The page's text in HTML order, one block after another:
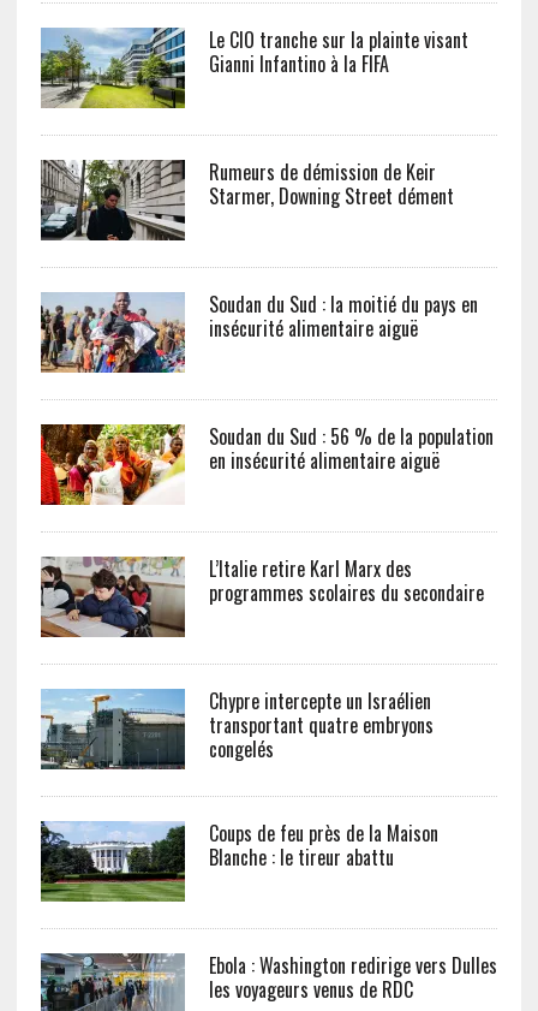
Le CIO tranche sur la plainte visant
Gianni Infantino à la FIFA
Rumeurs de démission de Keir
Starmer, Downing Street dément
Soudan du Sud : la moitié du pays en
insécurité alimentaire aiguë
Soudan du Sud : 56 % de la population
en insécurité alimentaire aiguë
L’Italie retire Karl Marx des
programmes scolaires du secondaire
Chypre intercepte un Israélien
transportant quatre embryons
congelés
Coups de feu près de la Maison
Blanche : le tireur abattu
Ebola : Washington redirige vers Dulles
les voyageurs venus de RDC